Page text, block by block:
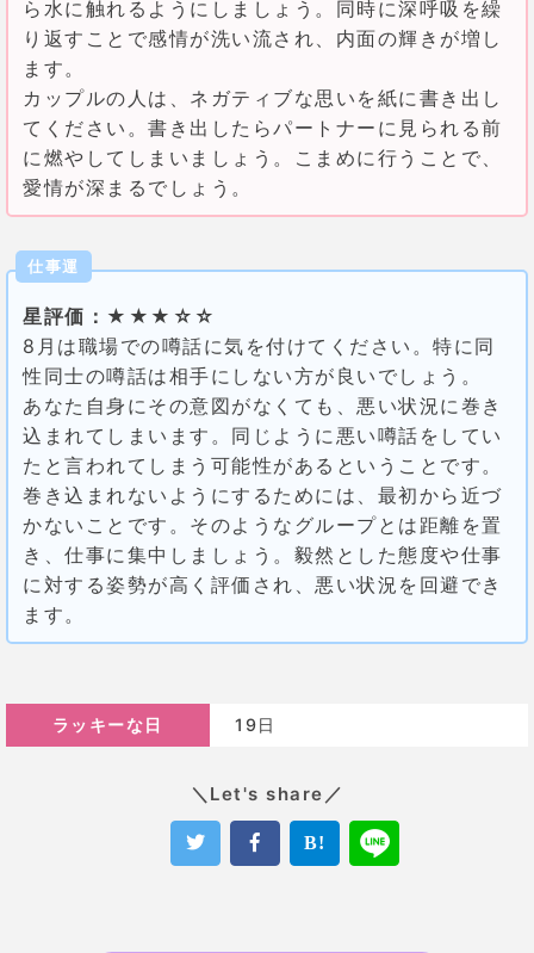
ら水に触れるようにしましょう。同時に深呼吸を繰
り返すことで感情が洗い流され、内面の輝きが増し
ます。
カップルの人は、ネガティブな思いを紙に書き出し
てください。書き出したらパートナーに見られる前
に燃やしてしまいましょう。こまめに行うことで、
愛情が深まるでしょう。
仕事運
星評価：★★★☆☆
8月は職場での噂話に気を付けてください。特に同
性同士の噂話は相手にしない方が良いでしょう。
あなた自身にその意図がなくても、悪い状況に巻き
込まれてしまいます。同じように悪い噂話をしてい
たと言われてしまう可能性があるということです。
巻き込まれないようにするためには、最初から近づ
かないことです。そのようなグループとは距離を置
き、仕事に集中しましょう。毅然とした態度や仕事
に対する姿勢が高く評価され、悪い状況を回避でき
ます。
ラッキーな日 19日
＼Let's share／